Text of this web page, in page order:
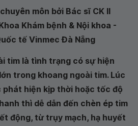
môn bởi Bác sĩ CK II
Khám bệnh & Nội khoa -
tế Vinmec Đà Nẵng
tim là tình trạng có sự hiện
trong khoang ngoài tim. Lúc
phát hiện kịp thời hoặc tốc độ
thì dễ dẫn đến chèn ép tim
động, từ trụy mạch, hạ huyết